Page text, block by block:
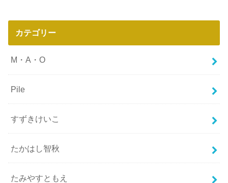
カテゴリー
M・A・O
Pile
すずきけいこ
たかはし智秋
たみやすともえ